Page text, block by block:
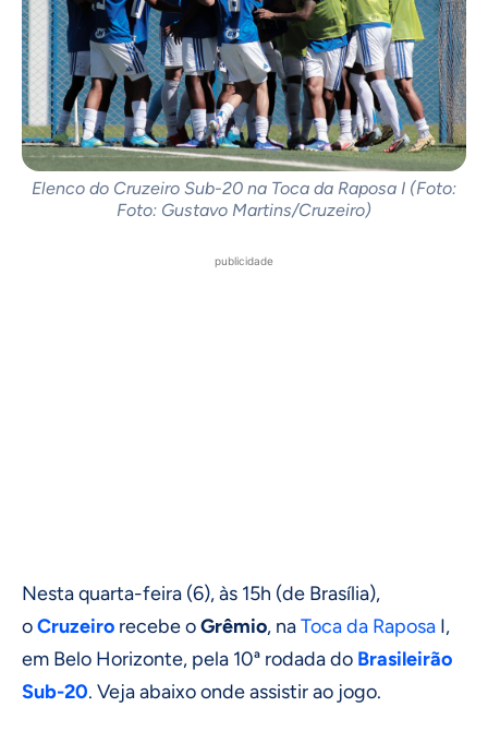
Elenco do Cruzeiro Sub-20 na Toca da Raposa I (Foto:
Foto: Gustavo Martins/Cruzeiro)
publicidade
Nesta quarta-feira (6), às 15h (de Brasília),
oCruzeiro recebe oGrêmio, naToca da Raposa I,
em Belo Horizonte, pela 10ª rodada do Brasileirão
Sub-20. Veja abaixo onde assistir ao jogo.